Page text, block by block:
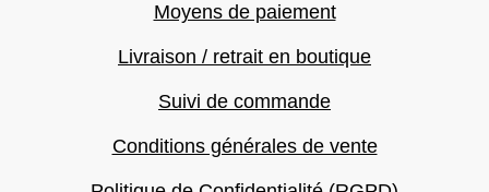
Moyens de paiement
Livraison / retrait en boutique
Suivi de commande
Conditions générales de vente